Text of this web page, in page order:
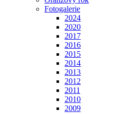
Fotogalerie
2024
2020
2017
2016
2015
2014
2013
2012
2011
2010
2009